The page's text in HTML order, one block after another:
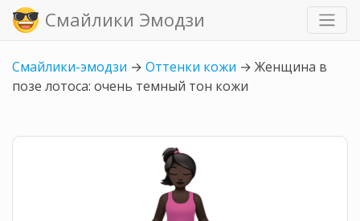
Смайлики Эмодзи
Смайлики-эмодзи → Оттенки кожи → Женщина в
позе лотоса: очень темный тон кожи